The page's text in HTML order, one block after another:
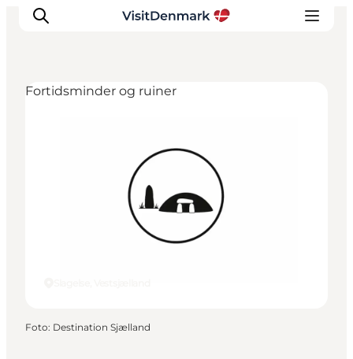
Overnatning
Planlæg ferien
Fortidsminder og ruiner
Foto: Destination Sjælland